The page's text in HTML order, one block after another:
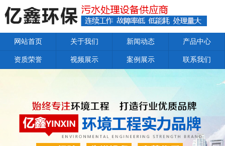
网站首页 关于我们 新闻动态 产品中心
资质荣誉 视频展示 案例展示 联系我们